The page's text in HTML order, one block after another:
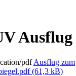
Ausflug
Ausflug zum
(61,3 kB)